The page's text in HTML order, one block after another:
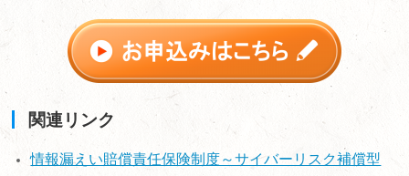
関連リンク
情報漏えい賠償責任保険制度～サイバーリスク補償型